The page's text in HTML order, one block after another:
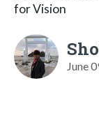
for Vision
June